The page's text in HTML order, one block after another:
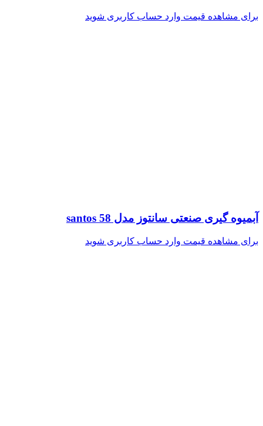
برای مشاهده قیمت وارد حساب کاربری شوید
آبمیوه گیری صنعتی سانتوز مدل santos 58
برای مشاهده قیمت وارد حساب کاربری شوید